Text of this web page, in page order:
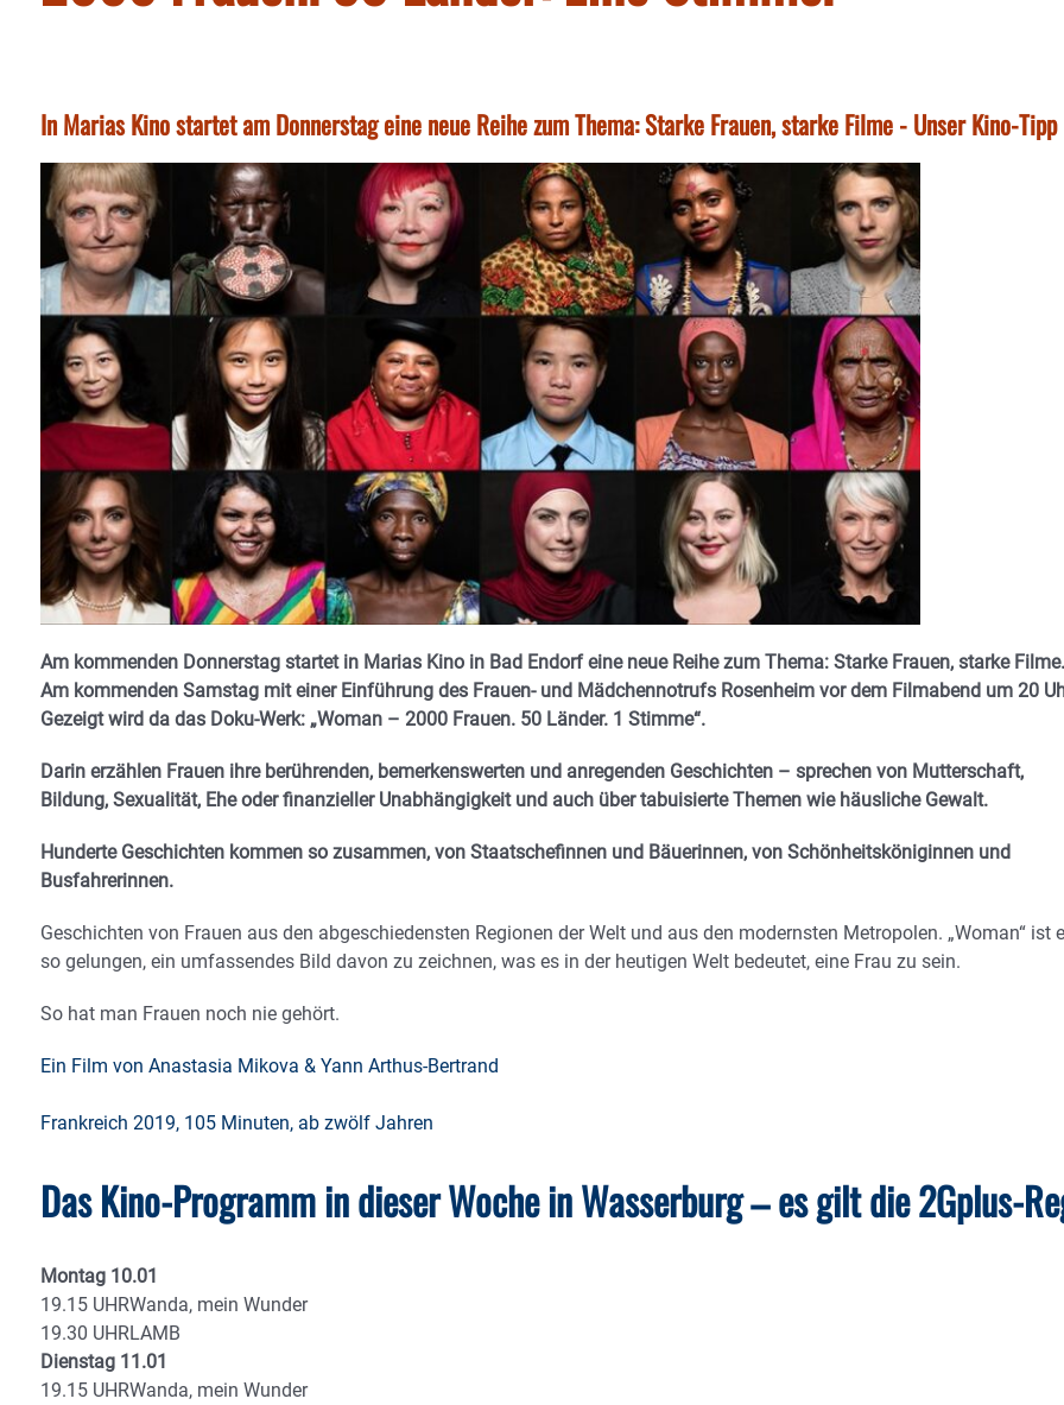
In Marias Kino startet am Donnerstag eine neue Reihe zum Thema: Starke Frauen, starke Filme - Unser Kino-Tipp
Am kommenden Donnerstag startet in Marias Kino in Bad Endorf eine neue Reihe zum Thema: Starke Frauen, starke Filme.
Am kommenden Samstag mit einer Einführung des Frauen- und Mädchennotrufs Rosenheim vor dem Filmabend um 20
Gezeigt wird da das Doku-Werk: „Woman – 2000 Frauen. 50 Länder. 1 Stimme“.
Darin erzählen Frauen ihre berührenden, bemerkenswerten und anregenden Geschichten – sprechen von Mutterschaft,
Bildung, Sexualität, Ehe oder finanzieller Unabhängigkeit und auch über tabuisierte Themen wie häusliche Gewalt.
Hunderte Geschichten kommen so zusammen, von Staatschefinnen und Bäuerinnen, von Schönheitsköniginnen und
Busfahrerinnen.
Geschichten von Frauen aus den abgeschiedensten Regionen der Welt und aus den modernsten Metropolen. „Woman“ ist
so gelungen, ein umfassendes Bild davon zu zeichnen, was es in der heutigen Welt bedeutet, eine Frau zu sein.
So hat man Frauen noch nie gehört.
Ein Film von Anastasia Mikova & Yann Arthus-Bertrand
Frankreich 2019, 105 Minuten, ab zwölf Jahren
Das Kino-Programm in dieser Woche in Wasserburg – es gilt die 2Gplus-
Montag 10.01
19.15 UHRWanda, mein Wunder
19.30 UHRLAMB
Dienstag 11.01
19.15 UHRWanda, mein Wunder